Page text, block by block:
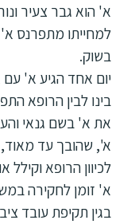
א' הוא גבר צעיר
למחייתו מתפרנס
בשוק.
יום אחד הגיע א'
בינו לבין הרופא
את א' בשם גנאי
א', שהובך עד
לכיוון הרופא וקילל
א' זומן לחקירה
בגין תקיפת עובד